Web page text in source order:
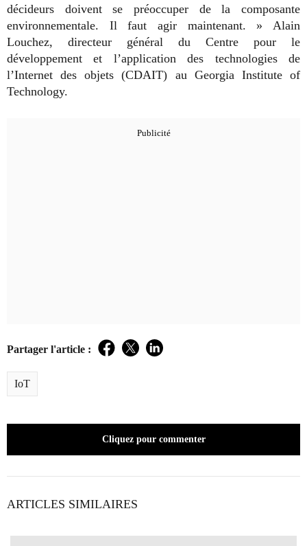
décideurs doivent se préoccuper de la composante
environnementale. Il faut agir maintenant. » Alain
Louchez, directeur général du Centre pour le
développement et l’application des technologies de
l’Internet des objets (CDAIT) au Georgia Institute of
Technology.
Partager l'article : Facebook
TwitterLinkedIn
IoT
Cliquez pour commenter
ARTICLES SIMILAIRES